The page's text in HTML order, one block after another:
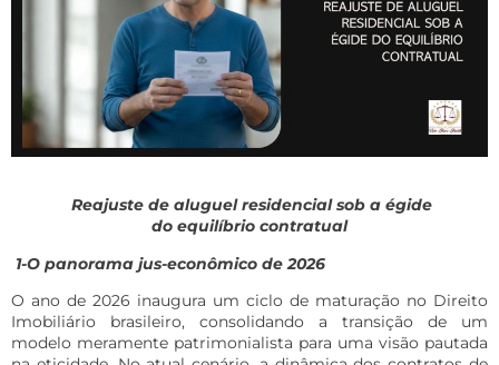
Reajuste de aluguel residencial sob a égide
do equilíbrio contratual
1-O panorama jus-econômico de 2026
O ano de 2026 inaugura um ciclo de maturação no Direito
Imobiliário brasileiro, consolidando a transição de um
modelo meramente patrimonialista para uma visão pautada